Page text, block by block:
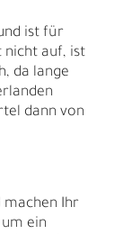
ist für
nicht auf, ist
da lange
dann von
machen Ihr
ein